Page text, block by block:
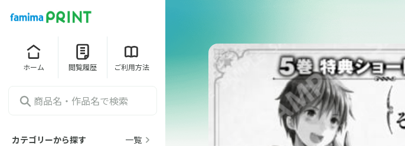
ホーム 閲覧履歴 ご利用方法
カテゴリーから探す 一覧